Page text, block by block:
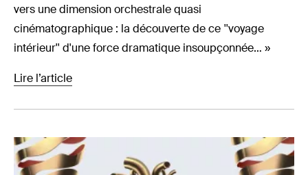
vers une dimension orchestrale quasi
cinématographique : la découverte de ce ''voyage
intérieur'' d'une force dramatique insoupçonnée… »
Lire l’article